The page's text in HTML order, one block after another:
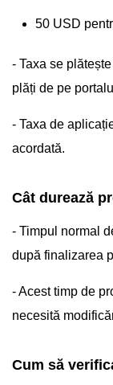
50 USD
- Taxa se
plăți de pe
- Taxa de
acordată.
Cât durează
- Timpul normal
după finalizarea
- Acest timp de
necesită
Cum să